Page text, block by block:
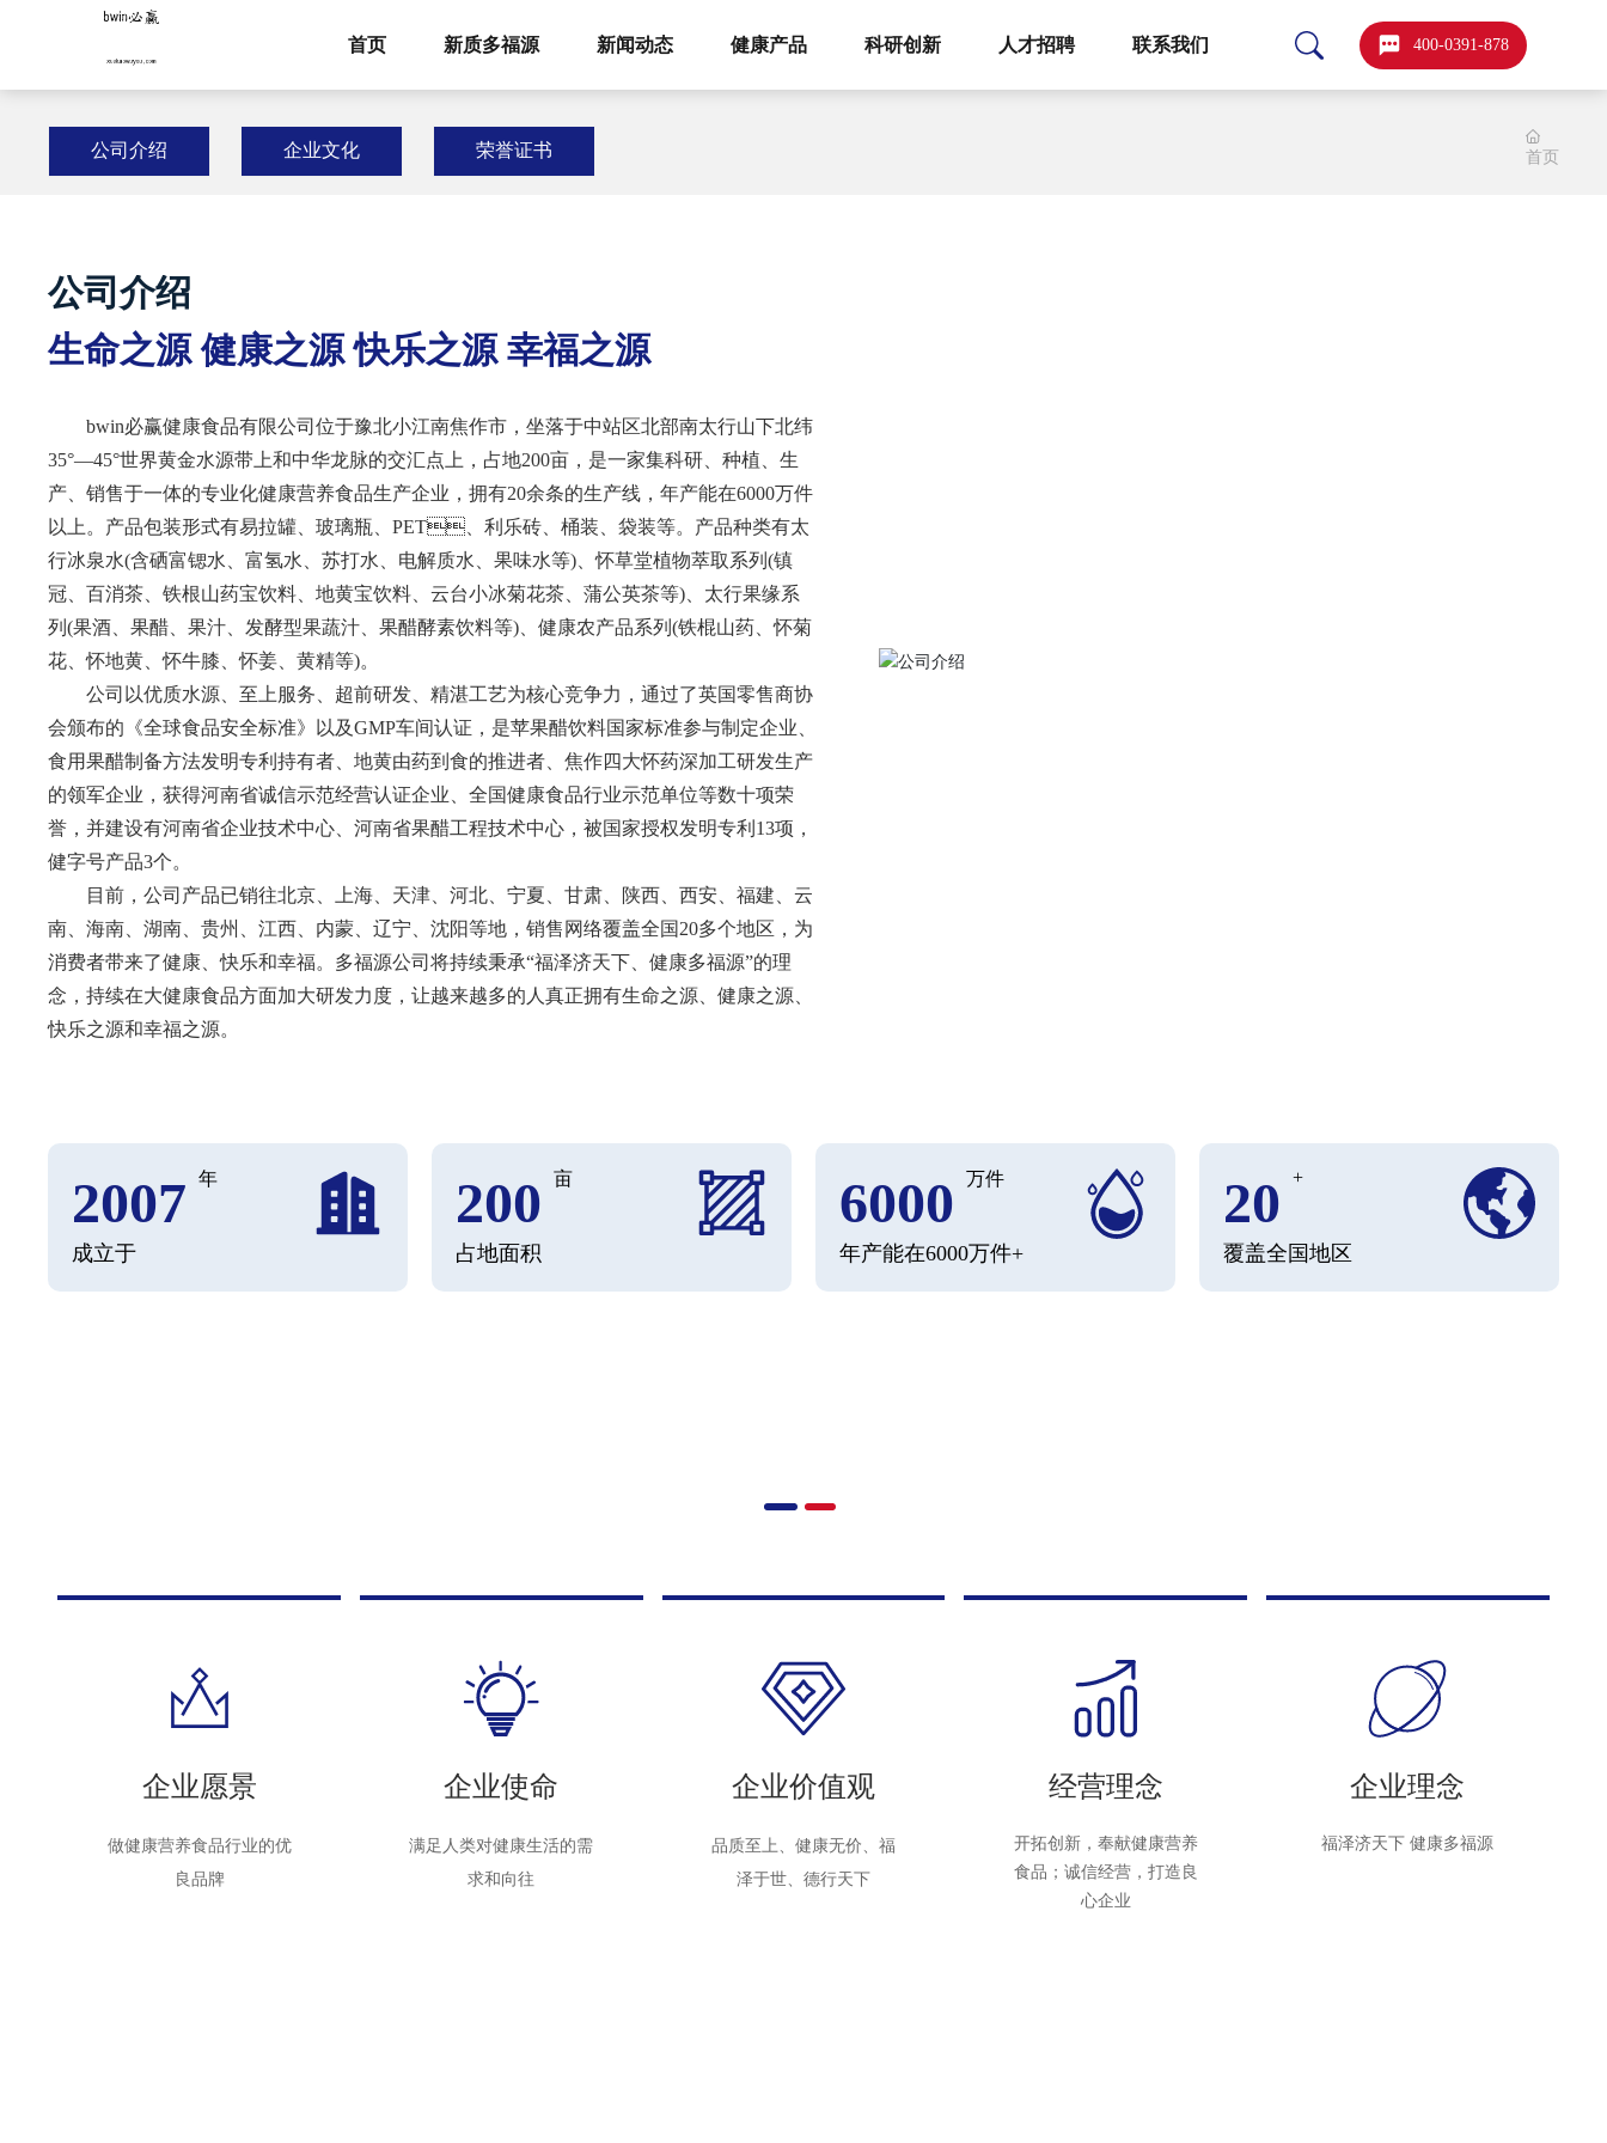
首页 新质多福源 新闻动态 健康产品 科研创新 人才招聘 联系我们 400-0391-878
公司介绍 企业文化 荣誉证书 首页
公司介绍
生命之源 健康之源 快乐之源 幸福之源
bwin必赢健康食品有限公司位于豫北小江南焦作市，坐落于中站区北部南太行山下北纬
35°—45°世界黄金水源带上和中华龙脉的交汇点上，占地200亩，是一家集科研、种植、生
产、销售于一体的专业化健康营养食品生产企业，拥有20余条的生产线，年产能在6000万件
以上。产品包装形式有易拉罐、玻璃瓶、PET、利乐砖、桶装、袋装等。产品种类有太
行冰泉水(含硒富锶水、富氢水、苏打水、电解质水、果味水等)、怀草堂植物萃取系列(镇
冠、百消茶、铁根山药宝饮料、地黄宝饮料、云台小冰菊花茶、蒲公英茶等)、太行果缘系
列(果酒、果醋、果汁、发酵型果蔬汁、果醋酵素饮料等)、健康农产品系列(铁棍山药、怀菊
花、怀地黄、怀牛膝、怀姜、黄精等)。
公司以优质水源、至上服务、超前研发、精湛工艺为核心竞争力，通过了英国零售商协
会颁布的《全球食品安全标准》以及GMP车间认证，是苹果醋饮料国家标准参与制定企业、
食用果醋制备方法发明专利持有者、地黄由药到食的推进者、焦作四大怀药深加工研发生产
的领军企业，获得河南省诚信示范经营认证企业、全国健康食品行业示范单位等数十项荣
誉，并建设有河南省企业技术中心、河南省果醋工程技术中心，被国家授权发明专利13项，
健字号产品3个。
目前，公司产品已销往北京、上海、天津、河北、宁夏、甘肃、陕西、西安、福建、云
南、海南、湖南、贵州、江西、内蒙、辽宁、沈阳等地，销售网络覆盖全国20多个地区，为
消费者带来了健康、快乐和幸福。多福源公司将持续秉承“福泽济天下、健康多福源”的理
念，持续在大健康食品方面加大研发力度，让越来越多的人真正拥有生命之源、健康之源、
快乐之源和幸福之源。
2007 年
成立于
200 亩
占地面积
6000 万件
年产能在6000万件+
20 +
覆盖全国地区
企业愿景
做健康营养食品行业的优
良品牌
企业使命
满足人类对健康生活的需
求和向往
企业价值观
品质至上、健康无价、福
泽于世、德行天下
经营理念
开拓创新，奉献健康营养
食品；诚信经营，打造良
心企业
企业理念
福泽济天下 健康多福源